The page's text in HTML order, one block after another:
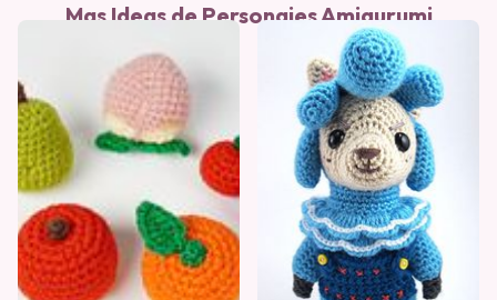
Mas Ideas de Personajes Amigurumi